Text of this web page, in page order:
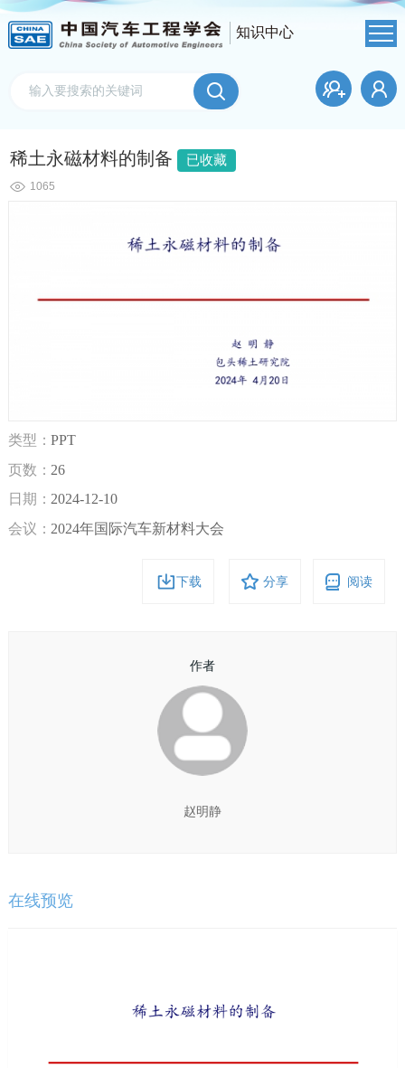
知识中心
稀土永磁材料的制备 已收藏
1065
类型：PPT
页数： 26
日期： 2024-12-10
会议： 2024年国际汽车新材料大会
阅读
分享
下载
作者
赵明静
在线预览